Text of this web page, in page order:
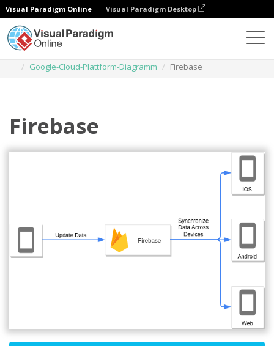
Visual Paradigm Online Visual Paradigm Desktop
Google-Cloud-Plattform-Diagramm
Firebase
Firebase